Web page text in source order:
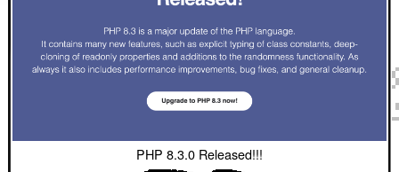
PHP 8.3.0 Released!!!